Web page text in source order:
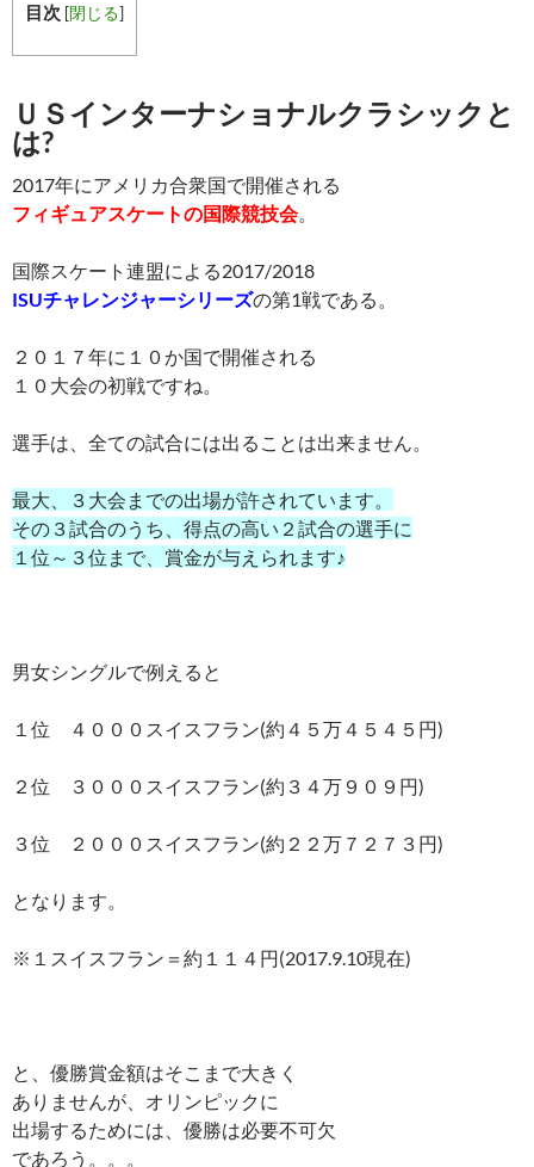
目次 [閉じる]
ＵＳインターナショナルクラシックと
は?
2017年にアメリカ合衆国で開催される
フィギュアスケートの国際競技会。
国際スケート連盟による2017/2018
ISUチャレンジャーシリーズの第1戦である。
２０１７年に１０か国で開催される
１０大会の初戦ですね。
選手は、全ての試合には出ることは出来ません。
最大、３大会までの出場が許されています。
その３試合のうち、得点の高い２試合の選手に
１位～３位まで、賞金が与えられます♪
男女シングルで例えると
１位 ４０００スイスフラン(約４５万４５４５円)
２位 ３０００スイスフラン(約３４万９０９円)
３位 ２０００スイスフラン(約２２万７２７３円)
となります。
※１スイスフラン＝約１１４円(2017.9.10現在)
と、優勝賞金額はそこまで大きく
ありませんが、オリンピックに
出場するためには、優勝は必要不可欠
であろう。。。